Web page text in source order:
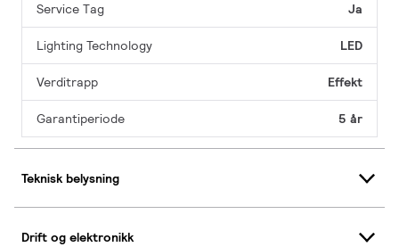
Service Tag Ja
Lighting Technology LED
Verditrapp Effekt
Garantiperiode 5 år
Teknisk belysning
Drift og elektronikk